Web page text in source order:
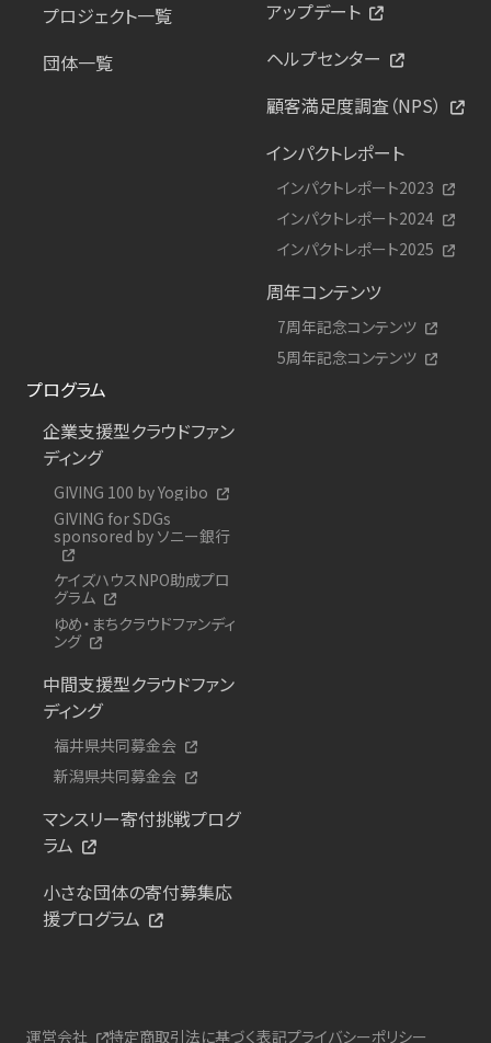
プロジェクト一覧
団体一覧
アップデート
ヘルプセンター
顧客満足度調査（NPS）
インパクトレポート
インパクトレポート2023
インパクトレポート2024
インパクトレポート2025
周年コンテンツ
7周年記念コンテンツ
5周年記念コンテンツ
プログラム
企業支援型クラウドファン
ディング
GIVING 100 by Yogibo
GIVING for SDGs
sponsored by ソニー銀行
ケイズハウスNPO助成プロ
グラム
ゆめ・まちクラウドファンディ
ング
中間支援型クラウドファン
ディング
福井県共同募金会
新潟県共同募金会
マンスリー寄付挑戦プログ
ラム
小さな団体の寄付募集応
援プログラム
運営会社 特定商取引法に基づく表記プライバシーポリシー